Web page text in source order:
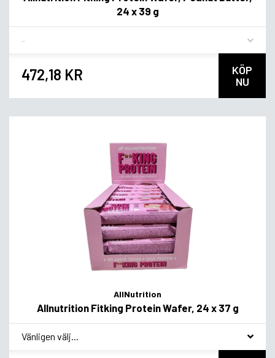
24 x 39 g
472,18 KR
KÖP
NU
AllNutrition
Allnutrition Fitking Protein Wafer, 24 x 37 g
* Smakvariant